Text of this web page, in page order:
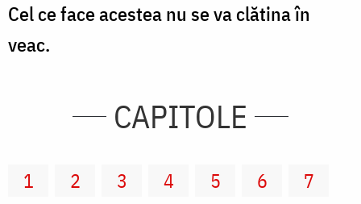
Cel ce face acestea nu se va clătina în
veac.
CAPITOLE
1 2 3 4 5 6
7